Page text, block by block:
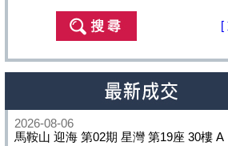
[
2026-08-06
馬鞍山 迎海 第02期 星灣 第19座 30樓 A